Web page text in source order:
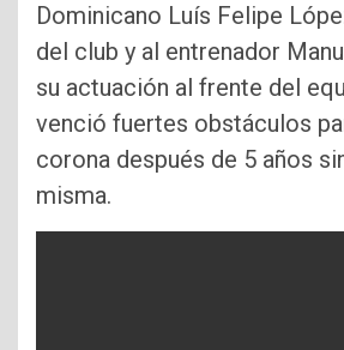
Dominicano Luís Felipe
del club y al entrenador
su actuación al frente del
venció fuertes obstáculos
corona después de 5 años
misma.